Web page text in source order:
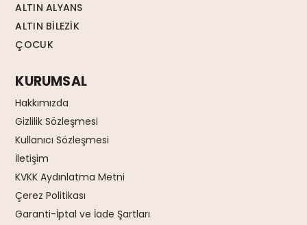
ALTIN ALYANS
ALTIN BİLEZİK
ÇOCUK
KURUMSAL
Hakkımızda
Gizlilik Sözleşmesi
Kullanıcı Sözleşmesi
İletişim
KVKK Aydınlatma Metni
Çerez Politikası
Garanti-İptal ve İade Şartları